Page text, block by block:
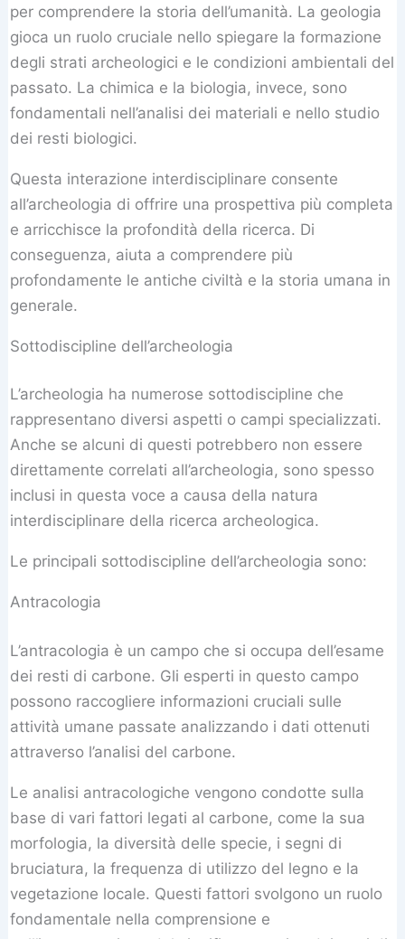
per comprendere la storia dell’umanità. La geologia
gioca un ruolo cruciale nello spiegare la formazione
degli strati archeologici e le condizioni ambientali del
passato. La chimica e la biologia, invece, sono
fondamentali nell’analisi dei materiali e nello studio
dei resti biologici.
Questa interazione interdisciplinare consente
all’archeologia di offrire una prospettiva più completa
e arricchisce la profondità della ricerca. Di
conseguenza, aiuta a comprendere più
profondamente le antiche civiltà e la storia umana in
generale.
Sottodiscipline dell’archeologia
L’archeologia ha numerose sottodiscipline che
rappresentano diversi aspetti o campi specializzati.
Anche se alcuni di questi potrebbero non essere
direttamente correlati all’archeologia, sono spesso
inclusi in questa voce a causa della natura
interdisciplinare della ricerca archeologica.
Le principali sottodiscipline dell’archeologia sono:
Antracologia
L’antracologia è un campo che si occupa dell’esame
dei resti di carbone. Gli esperti in questo campo
possono raccogliere informazioni cruciali sulle
attività umane passate analizzando i dati ottenuti
attraverso l’analisi del carbone.
Le analisi antracologiche vengono condotte sulla
base di vari fattori legati al carbone, come la sua
morfologia, la diversità delle specie, i segni di
bruciatura, la frequenza di utilizzo del legno e la
vegetazione locale. Questi fattori svolgono un ruolo
fondamentale nella comprensione e